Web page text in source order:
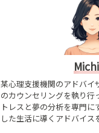
某心理支援機関のアドバイ
のカウンセリングを執り行
トレスと夢の分析を専門
した生活に導くアドバイス